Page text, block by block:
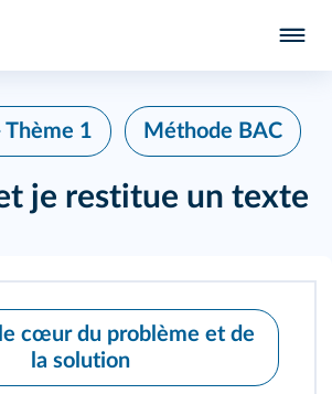
Thème 1 Méthode BAC
je restitue un texte
cœur du problème et de
la solution